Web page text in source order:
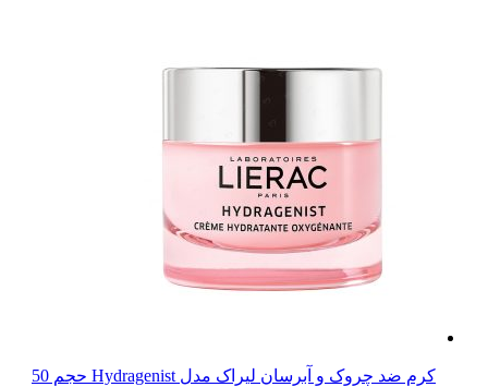
کرم ضد چروک و آبرسان لیراک مدل Hydragenist حجم 50